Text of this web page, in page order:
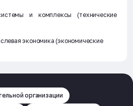
и комплексы (технические
экономика (экономические
организации